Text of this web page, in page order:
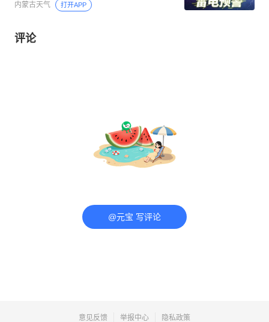
内蒙古天气 打开APP
评论
@元宝 写评论
意见反馈 举报中心 隐私政策